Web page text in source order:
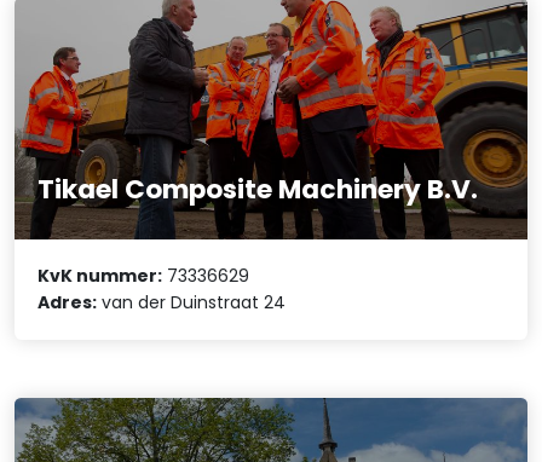
Tikael Composite Machinery B.V.
KvK nummer: 73336629
Adres: van der Duinstraat 24